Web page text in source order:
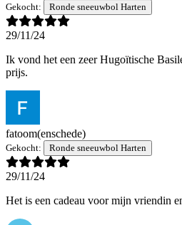
Gekocht: Ronde sneeuwbol Harten
29/11/24
Ik vond het een zeer Hugoïtische
prijs.
fatoom(enschede)
Gekocht: Ronde sneeuwbol Harten
29/11/24
Het is een cadeau voor mijn vriendin